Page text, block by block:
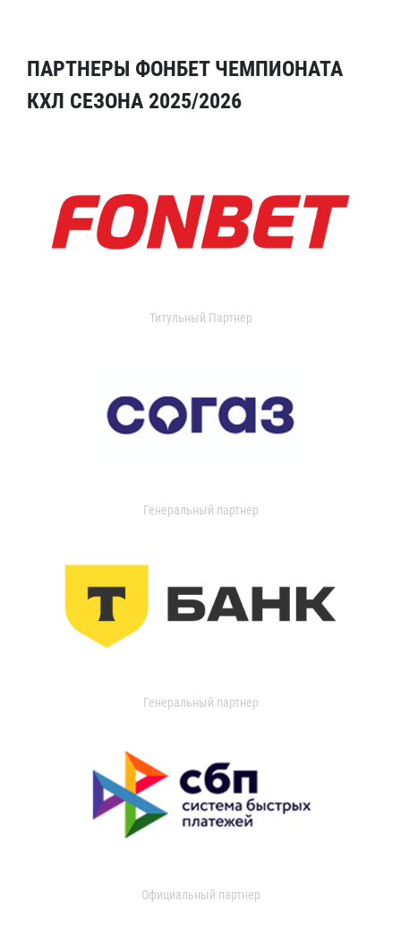
ПАРТНЕРЫ ФОНБЕТ ЧЕМПИОНАТА
КХЛ СЕЗОНА 2025/2026
Титульный Партнер
Генеральный партнер
Генеральный партнер
Официальный партнер